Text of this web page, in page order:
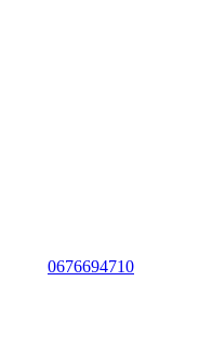
0676694710